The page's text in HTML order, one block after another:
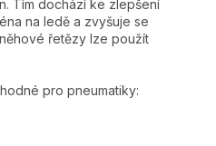
Tím dochází ke zlepšení
na ledě a zvyšuje se
řetězy lze použít
pro pneumatiky: